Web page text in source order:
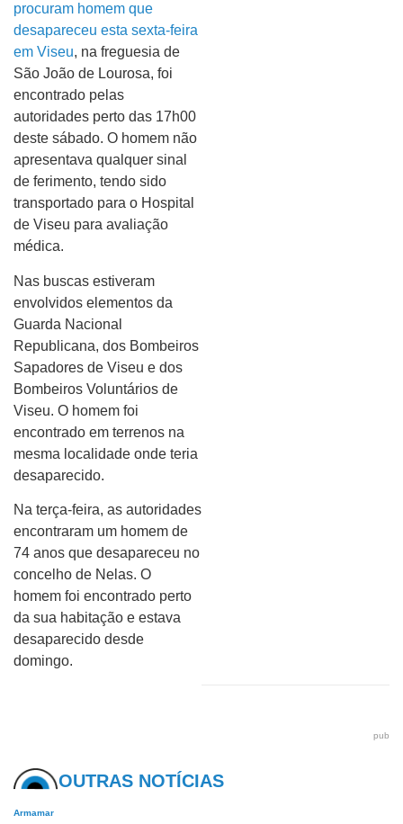
procuram homem que
desapareceu esta sexta-feira
em Viseu, na freguesia de
São João de Lourosa, foi
encontrado pelas
autoridades perto das 17h00
deste sábado. O homem não
apresentava qualquer sinal
de ferimento, tendo sido
transportado para o Hospital
de Viseu para avaliação
médica.
Nas buscas estiveram
envolvidos elementos da
Guarda Nacional
Republicana, dos Bombeiros
Sapadores de Viseu e dos
Bombeiros Voluntários de
Viseu. O homem foi
encontrado em terrenos na
mesma localidade onde teria
desaparecido.
Na terça-feira, as autoridades
encontraram um homem de
74 anos que desapareceu no
concelho de Nelas. O
homem foi encontrado perto
da sua habitação e estava
desaparecido desde
domingo.
pub
OUTRAS NOTÍCIAS
Armamar